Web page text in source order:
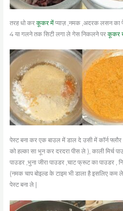
तरह धो करकूकर मेंप्याज़ ,नमक ,अदरक लसन का
4 या गलने तक सिटी लगा ले गेस निकलने परकूकर
पेस्ट बना कर एक बाउल में डाल दे उसी में कॉर्न
को हल्का सा भून कर दरदरा पीस ले ), काली मिर्च
पाउडर ,भुना जीरा पाउडर ,चाट फ्रूट का पाउडर ,
(नमक चाप बोइल्ड के टाइम भी डाला है इसलिए कम
पेस्ट बना ले |